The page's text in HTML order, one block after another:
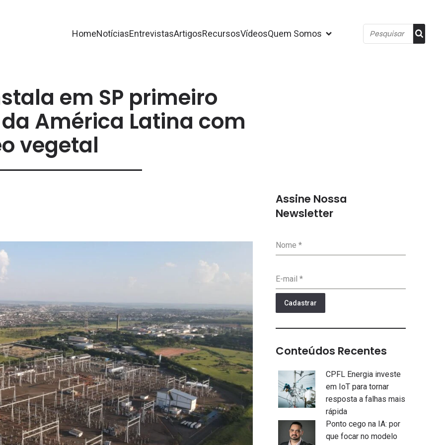
HomeNotíciasEntrevistasArtigosRecursosVídeosQuem Somos
em SP primeiro
América Latina com
vegetal
Assine Nossa
Newsletter
Nome *
E-mail *
Cadastrar
Conteúdos Recentes
CPFL Energia investe
em IoT para tornar
resposta a falhas mais
rápida
Ponto cego na IA: por
que focar no modelo